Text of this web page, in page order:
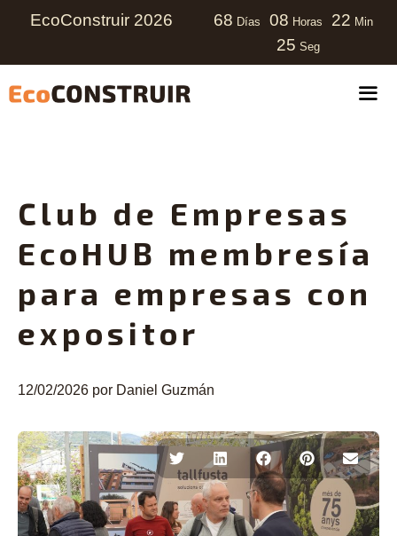
EcoConstruir 2026 68 Días 08 Horas 22 Min
25 Seg
Club de Empresas
EcoHUB membresía
para empresas con
expositor
12/02/2026 por Daniel Guzmán